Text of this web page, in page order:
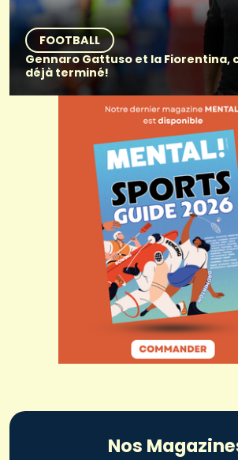
FOOTBALL
Gennaro Gattuso et la Fiorentina,
déjà terminé!
Nos